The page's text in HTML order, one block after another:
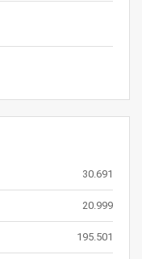
30.691
20.999
195.501